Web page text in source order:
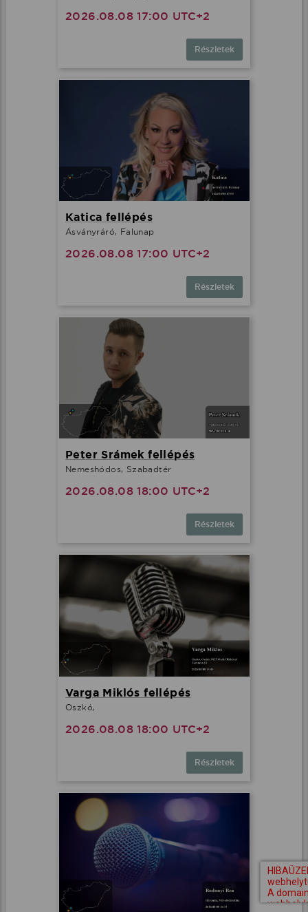
2026.08.08 17:00 UTC+2
Részletek
Katica fellépés
Ásványráró, Falunap
2026.08.08 17:00 UTC+2
Részletek
Peter Srámek fellépés
Nemeshódos, Szabadtér
2026.08.08 18:00 UTC+2
Részletek
Varga Miklós fellépés
Oszkó,
2026.08.08 18:00 UTC+2
Részletek